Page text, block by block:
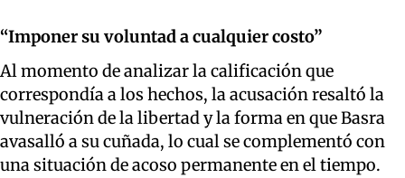
“Imponer su voluntad a cualquier costo”
Al momento de analizar la calificación que
correspondía a los hechos, la acusación resaltó la
vulneración de la libertad y la forma en que Basra
avasalló a su cuñada, lo cual se complementó con
una situación de acoso permanente en el tiempo.